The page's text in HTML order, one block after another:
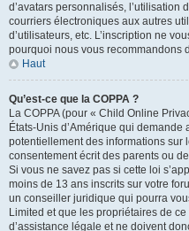
d’avatars personnalisés, l’utilisation
courriers électroniques aux autres
d’utilisateurs, etc. L’inscription ne
pourquoi nous vous recommandons
Haut
Qu’est-ce que la COPPA ?
La COPPA (pour « Child Online
États-Unis d’Amérique qui
potentiellement des informations sur
consentement écrit des parents ou
Si vous ne savez pas si cette loi
moins de 13 ans inscrits sur votre
un conseiller juridique qui pourra
Limited et que les propriétaires de
d’assistance légale et ne doivent